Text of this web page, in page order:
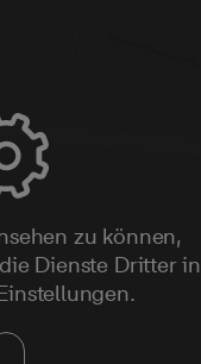
zu können,
Dienste Dritter in